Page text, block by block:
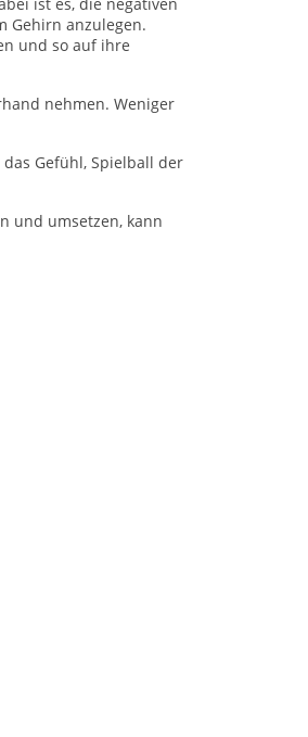
Gehirn anzulegen.
und so auf ihre
nehmen. Weniger
Gefühl, Spielball der
und umsetzen, kann